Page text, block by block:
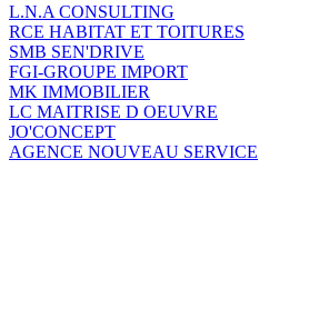
L.N.A CONSULTING
RCE HABITAT ET TOITURES
SMB SEN'DRIVE
FGI-GROUPE IMPORT
MK IMMOBILIER
LC MAITRISE D OEUVRE
JO'CONCEPT
AGENCE NOUVEAU SERVICE